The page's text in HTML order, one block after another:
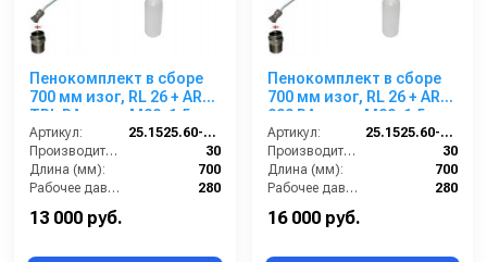
Пенокомплект в сборе
700 мм изог, RL 26 + ARS
TPL РА; вход М22х1,5ш.
Артикул:
25.1525.60-P26 -7-TPL
Производительность (л/мин):
30
Длина (мм):
700
Рабочее давление (бар):
280
13 000 руб.
Пенокомплект в сборе
700 мм изог, RL 26 + ARS
220 РА; вход М22х1,5ш.
Артикул:
25.1525.60-P26 -7-220
Производительность (л/мин):
30
Длина (мм):
700
Рабочее давление (бар):
280
16 000 руб.